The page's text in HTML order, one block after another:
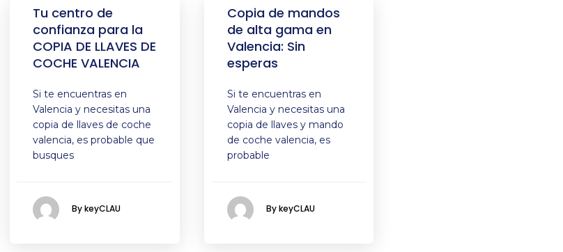
Tu centro de
confianza para la
COPIA DE LLAVES DE
COCHE VALENCIA
Si te encuentras en
Valencia y necesitas una
copia de llaves de coche
valencia, es probable que
busques
By keyCLAU
Copia de mandos
de alta gama en
Valencia: Sin
esperas
Si te encuentras en
Valencia y necesitas una
copia de llaves y mando
de coche valencia, es
probable
By keyCLAU